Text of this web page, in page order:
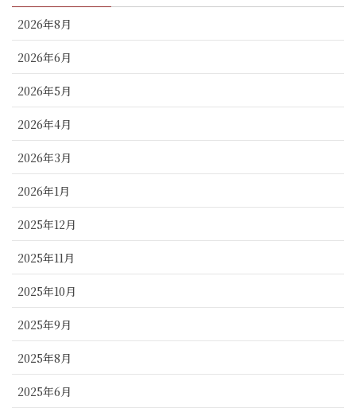
2026年8月
2026年6月
2026年5月
2026年4月
2026年3月
2026年1月
2025年12月
2025年11月
2025年10月
2025年9月
2025年8月
2025年6月